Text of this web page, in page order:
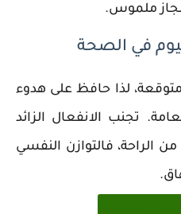
ملموس.
في الصحة
لذا حافظ على هدوء
تجنب الانفعال الزائد
فالتوازن النفسي